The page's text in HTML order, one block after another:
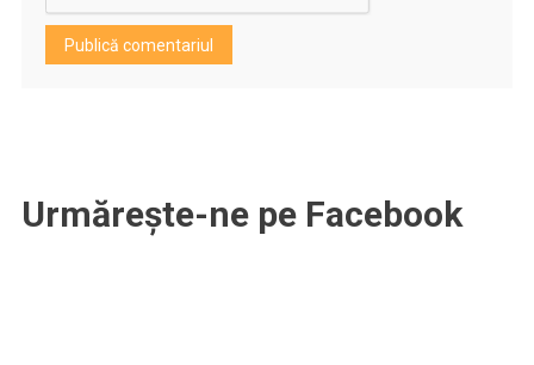
Urmărește-ne pe Facebook